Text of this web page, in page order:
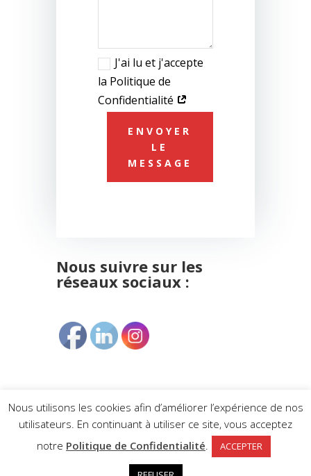
J'ai lu et j'accepte
la Politique de
Confidentialité
ENVOYER
LE
MESSAGE
Nous suivre sur les
réseaux sociaux :
Copyright © 2023 - COMPTALYS -Politique de
Mentions Légales
Nous utilisons les cookies afin d’améliorer l’expérience de nos
utilisateurs. En continuant à utiliser ce site, vous acceptez
notre Politique de Confidentialité. ACCEPTER